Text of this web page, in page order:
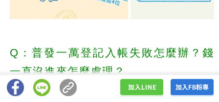
Q：普發一萬登記入帳失敗怎麼辦？錢
一直沒進來怎麼處理？